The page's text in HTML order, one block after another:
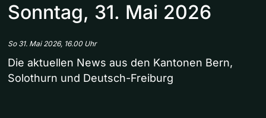
Sonntag, 31. Mai 2026
So 31. Mai 2026, 16.00 Uhr
Die aktuellen News aus den Kantonen Bern,
Solothurn und Deutsch-Freiburg